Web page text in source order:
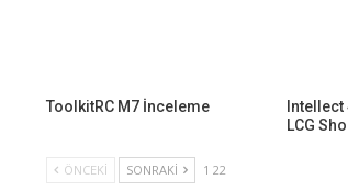
ToolkitRC M7 İnceleme
Intellect
LCG
ÖNCEKI SONRAKI 1 22